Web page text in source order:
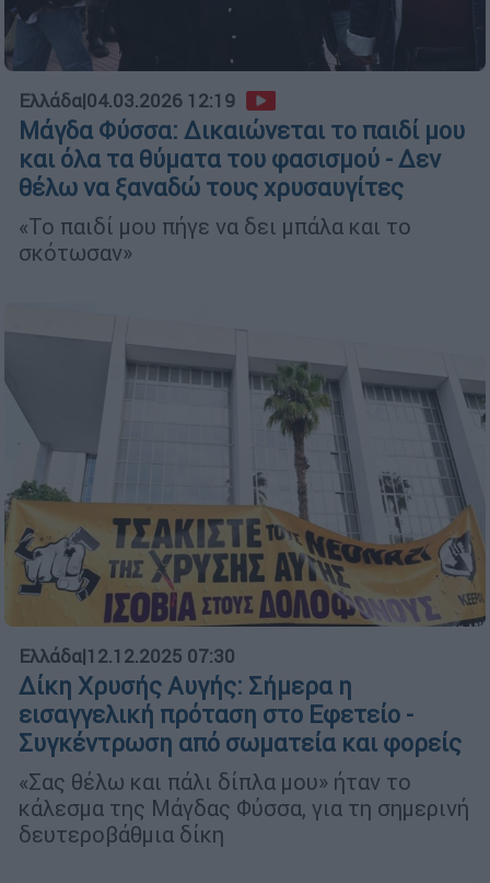
Ελλάδα|04.03.2026 12:19
Μάγδα Φύσσα: Δικαιώνεται το παιδί μου
και όλα τα θύματα του φασισμού - Δεν
θέλω να ξαναδώ τους χρυσαυγίτες
«Το παιδί μου πήγε να δει μπάλα και το
σκότωσαν»
Ελλάδα|12.12.2025 07:30
Δίκη Χρυσής Αυγής: Σήμερα η
εισαγγελική πρόταση στο Εφετείο -
Συγκέντρωση από σωματεία και φορείς
«Σας θέλω και πάλι δίπλα μου» ήταν το
κάλεσμα της Μάγδας Φύσσα, για τη σημερινή
δευτεροβάθμια δίκη